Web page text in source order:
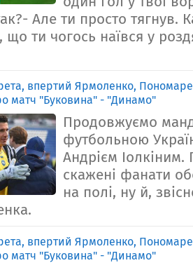
Але ти просто тягнув.
що ти чогось наївся у
впертий Ярмоленко,
матч "Буковина" - "Динамо"
Продовжуємо
футбольною
Андрієм
скажені фанати
на полі, ну й,
впертий Ярмоленко,
матч "Буковина" - "Динамо"